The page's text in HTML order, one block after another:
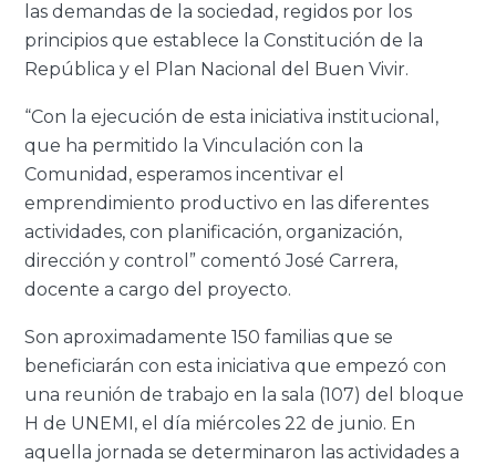
las demandas de la sociedad, regidos por los
principios que establece la Constitución de la
República y el Plan Nacional del Buen Vivir.
“Con la ejecución de esta iniciativa institucional,
que ha permitido la Vinculación con la
Comunidad, esperamos incentivar el
emprendimiento productivo en las diferentes
actividades, con planificación, organización,
dirección y control” comentó José Carrera,
docente a cargo del proyecto.
Son aproximadamente 150 familias que se
beneficiarán con esta iniciativa que empezó con
una reunión de trabajo en la sala (107) del bloque
H de UNEMI, el día miércoles 22 de junio. En
aquella jornada se determinaron las actividades a